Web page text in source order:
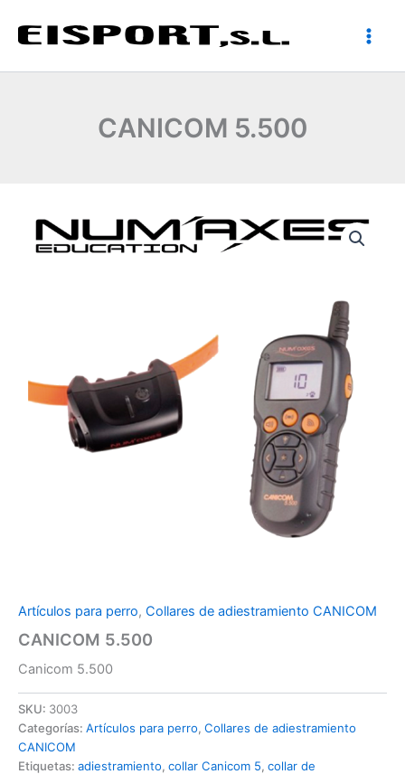
CANICOM 5.500
Artículos para perro, Collares de adiestramiento CANICOM
CANICOM 5.500
Canicom 5.500
SKU: 3003
Categorías: Artículos para perro, Collares de adiestramiento
CANICOM
Etiquetas: adiestramiento, collar Canicom 5, collar de